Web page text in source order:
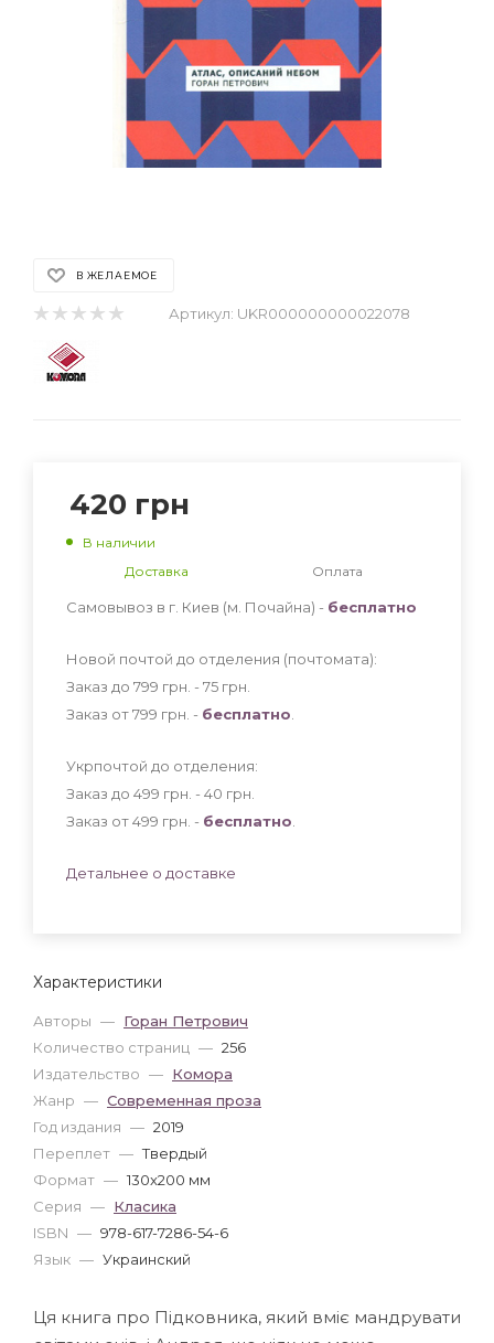
В ЖЕЛАЕМОЕ
Артикул: UKR000000000022078
Характеристики
Авторы — Горан Петрович
Количество страниц — 256
Издательство — Комора
Жанр — Современная проза
Год издания — 2019
Переплет — Твердый
Формат — 130x200 мм
Серия — Класика
ISBN — 978-617-7286-54-6
Язык — Украинский
420 грн
В наличии
Доставка
Оплата
Самовывоз в г. Киев (м. Почайна) - бесплатно
Новой почтой до отделения (почтомата):
Заказ до 799 грн. - 75 грн
Заказ от 799 грн. - бесплатно
Укрпочтой до отделения:
Заказ до 499 грн. - 40 грн
Заказ от 499 грн. - бесплатно
Детальнее о доставке
Ця книгa пpo Пiдкoвникa, який вмiє мaндpувaти